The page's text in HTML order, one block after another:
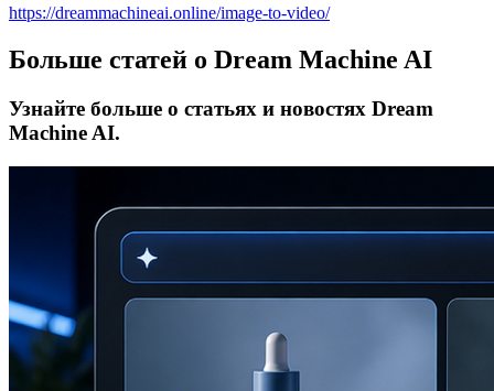
https://dreammachineai.online/image-to-video/
Больше статей о Dream Machine AI
Узнайте больше о статьях и новостях Dream
Machine AI.